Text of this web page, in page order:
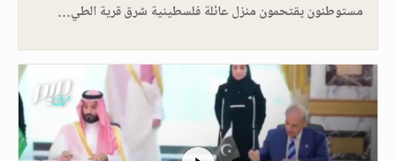
مستوطنون يقتحمون منزل عائلة فلسطينية شرق قرية الطي…